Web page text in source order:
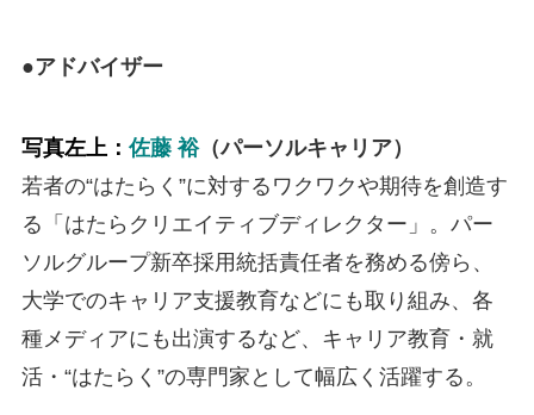
●アドバイザー
写真左上： 佐藤 裕（パーソルキャリア）
若者の“はたらく”に対するワクワクや期待を創造す
る「はたらクリエイティブディレクター」。パー
ソルグループ新卒採用統括責任者を務める傍ら、
大学でのキャリア支援教育などにも取り組み、各
種メディアにも出演するなど、キャリア教育・就
活・“はたらく”の専門家として幅広く活躍する。